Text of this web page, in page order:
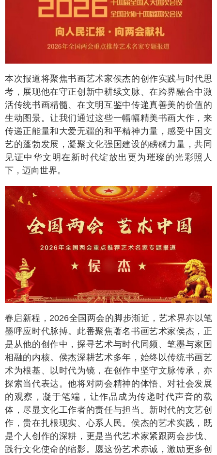
本次报道将聚焦书画艺术家侯杰的创作实践与时代思
考，展现他在守正创新中耕续文脉、在跨界融合中激
活传统书画精髓、在文明互鉴中传递真善美的价值的
生动图景。让我们通过这些一幅幅精美书画大作，来
传递正能量和大爱无疆的和平精神力量，感受中国文
艺的蓬勃发展，凝聚文化强国建设的磅礴力量，共同
见证中华文明在新时代绽放出更为璀璨的光彩照人
下，迈向世界。
春启新程，2026全国两会的脚步渐近，艺术界亦以笔
墨呼应时代脉搏。此番聚焦著名书画艺术家侯杰，正
是从他的创作中，探寻艺术与时代同频、笔墨与家国
相融的内核。侯杰深耕艺术多年，始终以传统书画艺
术为根基、以时代为镜，在创作中坚守文脉传承，亦
探索当代表达。他将对两会精神的体悟、对社会发展
的观察，凝于笔端，让作品成为传递时代声音的载
体，尽显文化工作者的责任与担当。新时代的文艺创
作，贵在扎根现实、心系人民。侯杰的艺术实践，既
是个人创作的深耕，更是当代艺术家紧跟两会步伐、
践行文化使命的缩影。愿这份艺术赤诚，激励更多创